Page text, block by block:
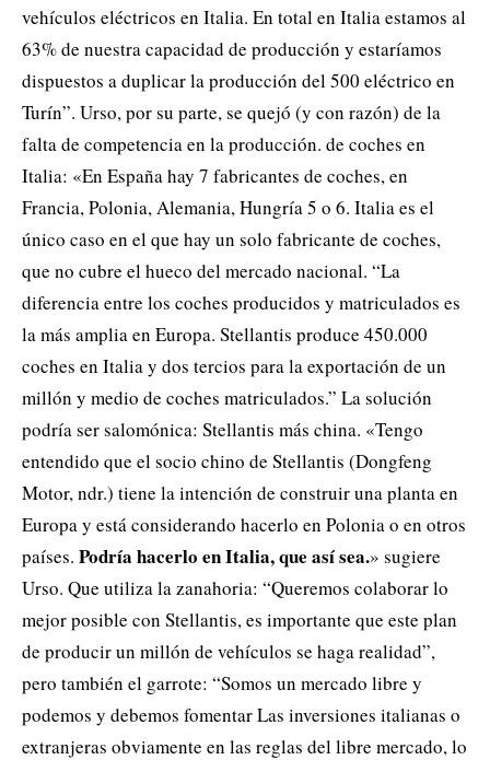
vehículos eléctricos en Italia. En total en Italia estamos al
63% de nuestra capacidad de producción y estaríamos
dispuestos a duplicar la producción del 500 eléctrico en
Turín”. Urso, por su parte, se quejó (y con razón) de la
falta de competencia en la producción. de coches en
Italia: «En España hay 7 fabricantes de coches, en
Francia, Polonia, Alemania, Hungría 5 o 6. Italia es el
único caso en el que hay un solo fabricante de coches,
que no cubre el hueco del mercado nacional. “La
diferencia entre los coches producidos y matriculados es
la más amplia en Europa. Stellantis produce 450.000
coches en Italia y dos tercios para la exportación de un
millón y medio de coches matriculados.” La solución
podría ser salomónica: Stellantis más china. «Tengo
entendido que el socio chino de Stellantis (Dongfeng
Motor, ndr.) tiene la intención de construir una planta en
Europa y está considerando hacerlo en Polonia o en otros
países. Podría hacerlo en Italia, que así sea.» sugiere
Urso. Que utiliza la zanahoria: “Queremos colaborar lo
mejor posible con Stellantis, es importante que este plan
de producir un millón de vehículos se haga realidad”,
pero también el garrote: “Somos un mercado libre y
podemos y debemos fomentar Las inversiones italianas o
extranjeras obviamente en las reglas del libre mercado, lo